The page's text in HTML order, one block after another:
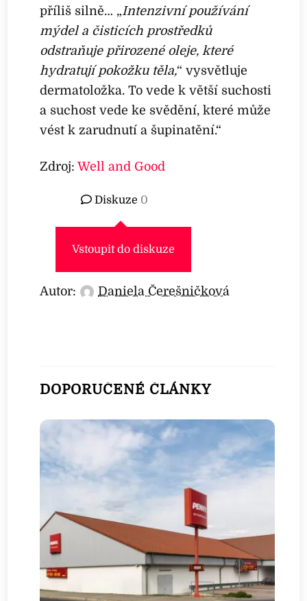
příliš silně… „Intenzivní používání
mýdel a čisticích prostředků
odstraňuje přirozené oleje, které
hydratují pokožku těla,“ vysvětluje
dermatoložka. To vede k větší suchosti
a suchost vede ke svědění, které může
vést k zarudnutí a šupinatění.“
Zdroj:Well and Good
Diskuze 0
Vstoupit do diskuze
Autor: Daniela Čerešničková
DOPORUČENÉ ČLÁNKY